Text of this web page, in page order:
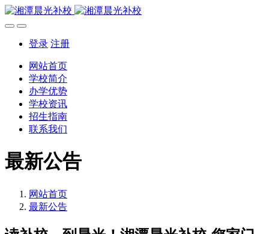
登录 注册
网站首页
学校简介
办学优势
学校资讯
招生指南
联系我们
最新公告
网站首页
最新公告